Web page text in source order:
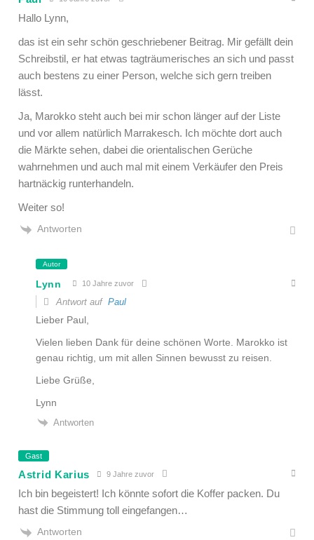
Hallo Lynn,
das ist ein sehr schön geschriebener Beitrag. Mir gefällt dein
Schreibstil, er hat etwas tagträumerisches an sich und passt
auch bestens zu einer Person, welche sich gern treiben
lässt.
Ja, Marokko steht auch bei mir schon länger auf der Liste
und vor allem natürlich Marrakesch. Ich möchte dort auch
die Märkte sehen, dabei die orientalischen Gerüche
wahrnehmen und auch mal mit einem Verkäufer den Preis
hartnäckig runterhandeln.
Weiter so!
Antworten
Autor
Lynn 10 Jahre zuvor
Antwort auf Paul
Lieber Paul,
Vielen lieben Dank für deine schönen Worte. Marokko ist
genau richtig, um mit allen Sinnen bewusst zu reisen.
Liebe Grüße,
Lynn
Antworten
Gast
Astrid Karius 9 Jahre zuvor
Ich bin begeistert! Ich könnte sofort die Koffer packen. Du
hast die Stimmung toll eingefangen…
Antworten